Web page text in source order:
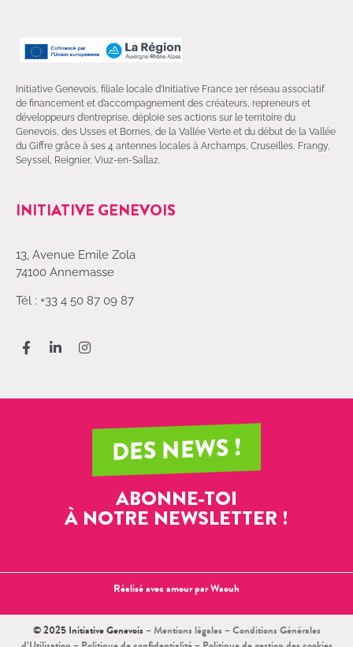
Initiative Genevois, filiale locale d’Initiative France 1er réseau associatif
de financement et d’accompagnement des créateurs, repreneurs et
développeurs d’entreprise, déploie ses actions sur le territoire du
Genevois, des Usses et Bornes, de la Vallée Verte et du début de la Vallée
du Giffre grâce à ses 4 antennes locales à Archamps, Cruseilles, Frangy,
Seyssel, Reignier, Viuz-en-Sallaz.
INITIATIVE GENEVOIS
13, Avenue Emile Zola
74100 Annemasse
Tél : +33 4 50 87 09 87
DES NEWS !
ABONNE-TOI
À NOTRE NEWSLETTER !
© 2025 Initiative Genevois –Mentions légales–Conditions Générales
Réalisé avec amour parWaouh